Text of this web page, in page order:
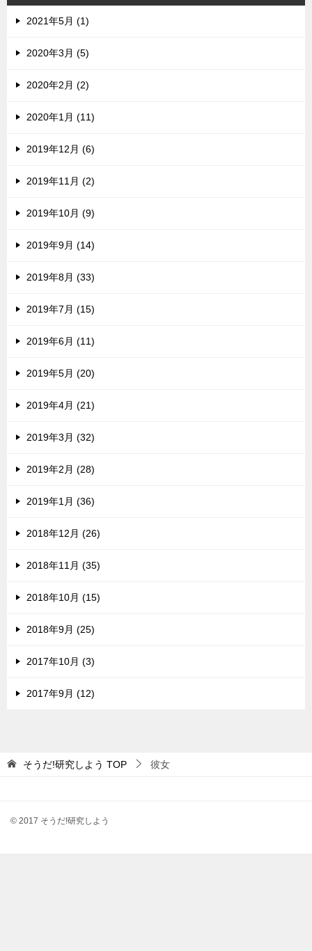
2021年5月 (1)
2020年3月 (5)
2020年2月 (2)
2020年1月 (11)
2019年12月 (6)
2019年11月 (2)
2019年10月 (9)
2019年9月 (14)
2019年8月 (33)
2019年7月 (15)
2019年6月 (11)
2019年5月 (20)
2019年4月 (21)
2019年3月 (32)
2019年2月 (28)
2019年1月 (36)
2018年12月 (26)
2018年11月 (35)
2018年10月 (15)
2018年9月 (25)
2017年10月 (3)
2017年9月 (12)
そうだ!研究しよう TOP 彼女
© 2017 そうだ!研究しよう